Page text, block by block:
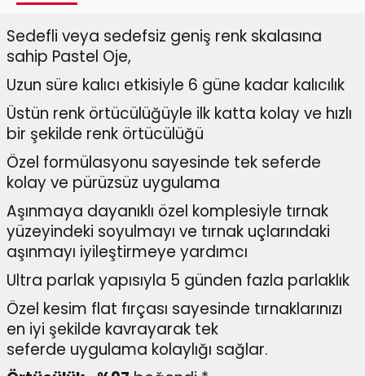
Sedefli veya sedefsiz geniş renk skalasına
sahip Pastel Oje,
Uzun süre kalıcı etkisiyle 6 güne kadar kalıcılık
Üstün renk örtücülüğüyle ilk katta kolay ve hızlı
bir şekilde renk örtücülüğü
Özel formülasyonu sayesinde tek seferde
kolay ve pürüzsüz uygulama
Aşınmaya dayanıklı özel komplesiyle tırnak
yüzeyindeki soyulmayı ve tırnak uçlarındaki
aşınmayı iyileştirmeye yardımcı
Ultra parlak yapısıyla 5 günden fazla parlaklık
Özel kesim flat fırçası sayesinde tırnaklarınızı
en iyi şekilde kavrayarak tek
seferde uygulama kolaylığı sağlar.